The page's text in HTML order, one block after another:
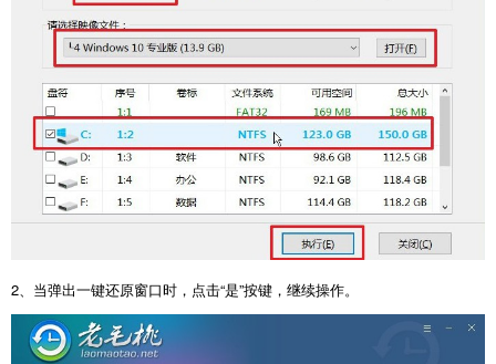
2 、当弹出一键还原窗口时，点击“是”按键，继续操作。